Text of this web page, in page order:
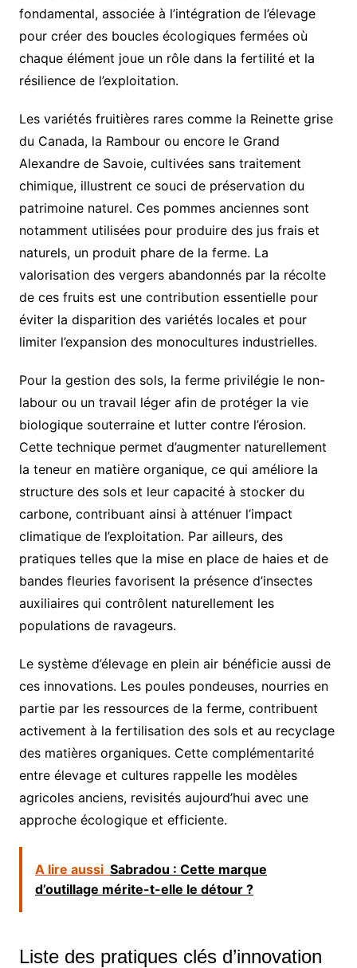
fondamental, associée à l’intégration de l’élevage
pour créer des boucles écologiques fermées où
chaque élément joue un rôle dans la fertilité et la
résilience de l’exploitation.
Les variétés fruitières rares comme la Reinette grise
du Canada, la Rambour ou encore le Grand
Alexandre de Savoie, cultivées sans traitement
chimique, illustrent ce souci de préservation du
patrimoine naturel. Ces pommes anciennes sont
notamment utilisées pour produire des jus frais et
naturels, un produit phare de la ferme. La
valorisation des vergers abandonnés par la récolte
de ces fruits est une contribution essentielle pour
éviter la disparition des variétés locales et pour
limiter l’expansion des monocultures industrielles.
Pour la gestion des sols, la ferme privilégie le non-
labour ou un travail léger afin de protéger la vie
biologique souterraine et lutter contre l’érosion.
Cette technique permet d’augmenter naturellement
la teneur en matière organique, ce qui améliore la
structure des sols et leur capacité à stocker du
carbone, contribuant ainsi à atténuer l’impact
climatique de l’exploitation. Par ailleurs, des
pratiques telles que la mise en place de haies et de
bandes fleuries favorisent la présence d’insectes
auxiliaires qui contrôlent naturellement les
populations de ravageurs.
Le système d’élevage en plein air bénéficie aussi de
ces innovations. Les poules pondeuses, nourries en
partie par les ressources de la ferme, contribuent
activement à la fertilisation des sols et au recyclage
des matières organiques. Cette complémentarité
entre élevage et cultures rappelle les modèles
agricoles anciens, revisités aujourd’hui avec une
approche écologique et efficiente.
A lire aussi Sabradou : Cette marque
d’outillage mérite-t-elle le détour ?
Liste des pratiques clés d’innovation